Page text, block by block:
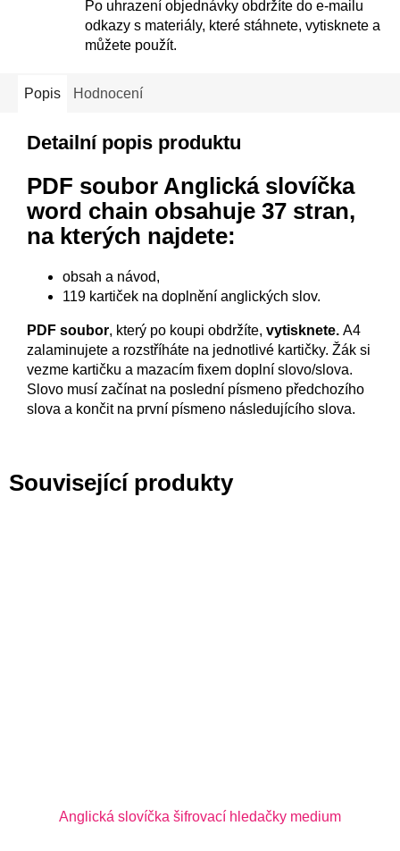
Po uhrazení objednávky obdržíte do e-mailu
odkazy s materiály, které stáhnete, vytisknete a
můžete použít.
Popis Hodnocení
Detailní popis produktu
PDF soubor Anglická slovíčka
word chain obsahuje 37 stran,
na kterých najdete:
obsah a návod,
119 kartiček na doplnění anglických slov.
PDF soubor, který po koupi obdržíte, vytisknete. A4
zalaminujete a rozstříháte na jednotlivé kartičky. Žák si
vezme kartičku a mazacím fixem doplní slovo/slova.
Slovo musí začínat na poslední písmeno předchozího
slova a končit na první písmeno následujícího slova.
Související produkty
Anglická slovíčka šifrovací hledačky medium